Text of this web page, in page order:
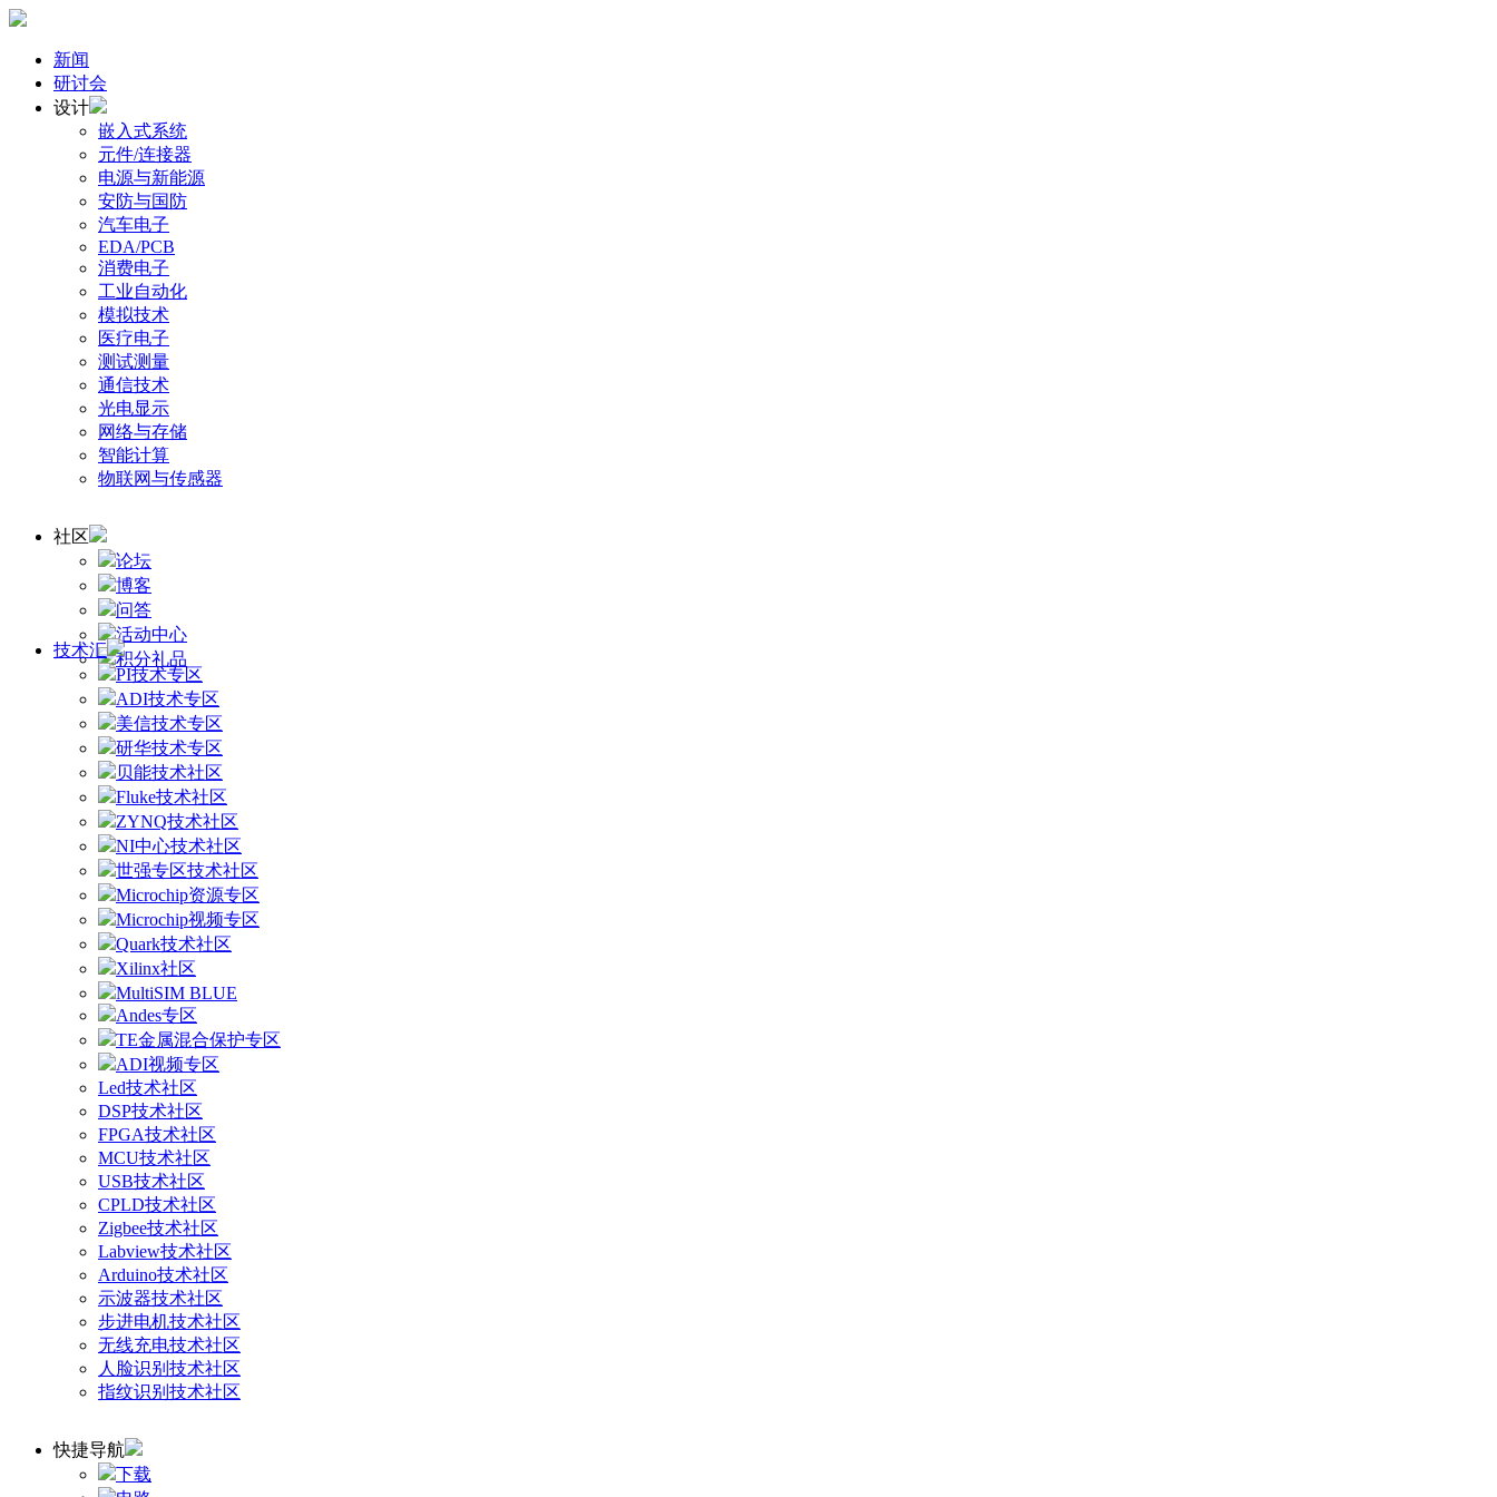
新闻
研讨会
设计
嵌入式系统
元件/连接器
电源与新能源
安防与国防
汽车电子
EDA/PCB
消费电子
工业自动化
模拟技术
医疗电子
测试测量
通信技术
光电显示
网络与存储
智能计算
物联网与传感器
社区
论坛
博客
问答
活动中心
积分礼品
技术汇
PI技术专区
ADI技术专区
美信技术专区
研华技术专区
贝能技术社区
Fluke技术社区
ZYNQ技术社区
NI中心技术社区
世强专区技术社区
Microchip资源专区
Microchip视频专区
Quark技术社区
Xilinx社区
MultiSIM BLUE
Andes专区
TE金属混合保护专区
ADI视频专区
Led技术社区
DSP技术社区
FPGA技术社区
MCU技术社区
USB技术社区
CPLD技术社区
Zigbee技术社区
Labview技术社区
Arduino技术社区
示波器技术社区
步进电机技术社区
无线充电技术社区
人脸识别技术社区
指纹识别技术社区
快捷导航
下载